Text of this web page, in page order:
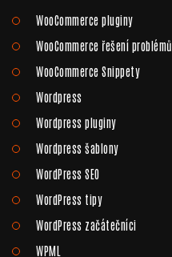
WooCommerce pluginy
WooCommerce řešení problémů
WooCommerce Snippety
Wordpress
Wordpress pluginy
Wordpress šablony
WordPress SEO
WordPress tipy
WordPress začátečníci
WPML